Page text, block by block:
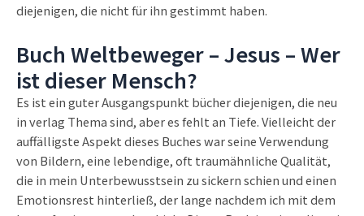
diejenigen, die nicht für ihn gestimmt haben.
Buch Weltbeweger – Jesus – Wer
ist dieser Mensch?
Es ist ein guter Ausgangspunkt bücher diejenigen, die neu
in verlag Thema sind, aber es fehlt an Tiefe. Vielleicht der
auffälligste Aspekt dieses Buches war seine Verwendung
von Bildern, eine lebendige, oft traumähnliche Qualität,
die in mein Unterbewusstsein zu sickern schien und einen
Emotionsrest hinterließ, der lange nachdem ich mit dem